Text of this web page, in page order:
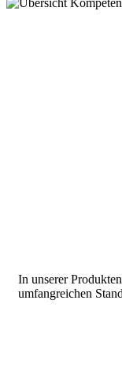
In unserer
umfangreichen